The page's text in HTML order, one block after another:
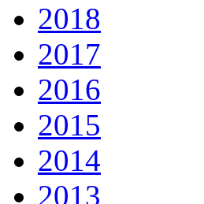
2018
2017
2016
2015
2014
2013